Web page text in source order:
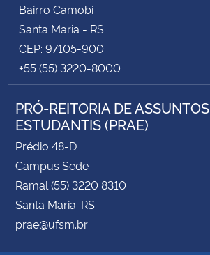
Secretaria de Governo
Gabinete de Segurança Institucional
Advocacia-Geral da União
Banco Central do Brasil
Planalto
Bairro Camobi
Santa Maria - RS
CEP: 97105-900
+55 (55) 3220-8000
PRÓ-REITORIA DE ASSUNTOS
ESTUDANTIS (PRAE)
Prédio 48-D
Campus Sede
Ramal (55) 3220 8310
Santa Maria-RS
prae@ufsm.br